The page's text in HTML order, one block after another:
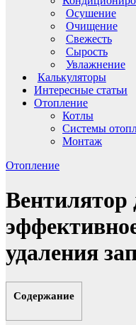
Осушение
Очищение
Свежесть
Сырость
Увлажнение
Калькуляторы
Интересные статьи
Отопление
Котлы
Системы
Монтаж
Отопление
Вентилятор
удаления
Содержание